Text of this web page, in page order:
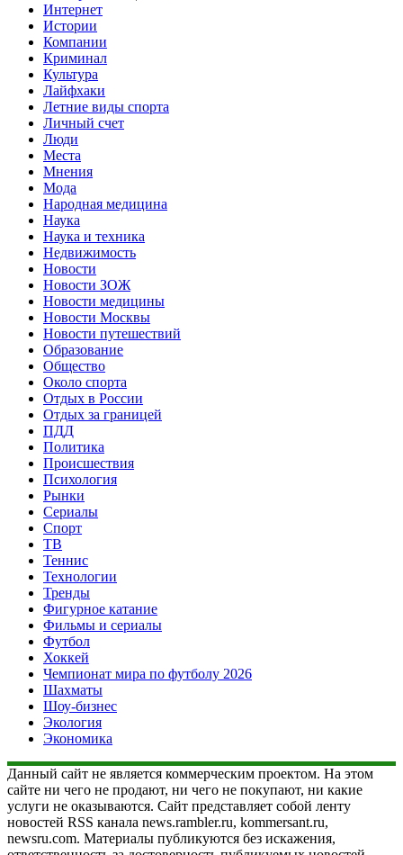
Интернет
Истории
Компании
Криминал
Культура
Лайфхаки
Летние виды спорта
Личный счет
Люди
Места
Мнения
Мода
Народная медицина
Наука
Наука и техника
Недвижимость
Новости
Новости ЗОЖ
Новости медицины
Новости Москвы
Новости путешествий
Образование
Общество
Около спорта
Отдых в России
Отдых за границей
ПДД
Политика
Происшествия
Психология
Рынки
Сериалы
Спорт
ТВ
Теннис
Технологии
Тренды
Фигурное катание
Фильмы и сериалы
Футбол
Хоккей
Чемпионат мира по футболу 2026
Шахматы
Шоу-бизнес
Экология
Экономика
Данный сайт не является коммерческим проектом. На этом
сайте ни чего не продают, ни чего не покупают, ни какие
услуги не оказываются. Сайт представляет собой ленту
новостей RSS канала news.rambler.ru, kommersant.ru,
newsru.com. Материалы публикуются без искажения,